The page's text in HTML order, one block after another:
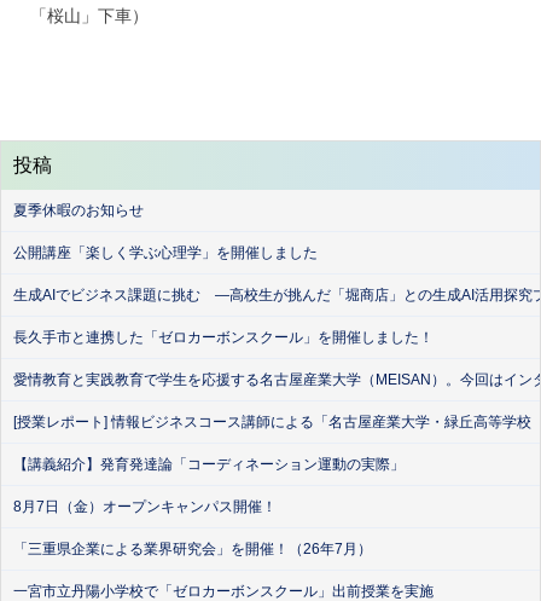
「桜山」下車）
投稿
夏季休暇のお知らせ
公開講座「楽しく学ぶ心理学」を開催しました
生成AIでビジネス課題に挑む ―高校生が挑んだ「堀商店」との生成AI活用探究
長久手市と連携した「ゼロカーボンスクール」を開催しました！
愛情教育と実践教育で学生を応援する名古屋産業大学（MEISAN）。今回はイ
[授業レポート] 情報ビジネスコース講師による「名古屋産業大学・緑丘高等学
【講義紹介】発育発達論「コーディネーション運動の実際」
8月7日（金）オープンキャンパス開催！
「三重県企業による業界研究会」を開催！（26年7月）
一宮市立丹陽小学校で「ゼロカーボンスクール」出前授業を実施